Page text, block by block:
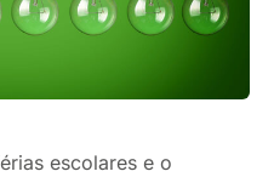
escolares e o